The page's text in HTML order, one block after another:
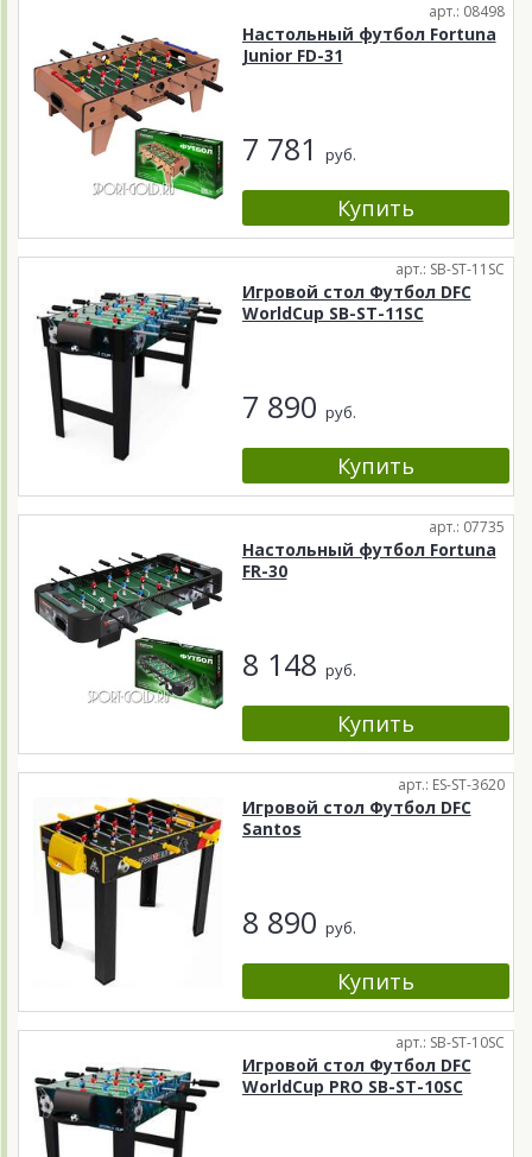
арт.: 08498
Настольный футбол Fortuna
Junior FD-31
7 781 руб.
арт.: SB-ST-11SC
Игровой стол Футбол DFC
WorldCup SB-ST-11SC
7 890 руб.
арт.: 07735
Настольный футбол Fortuna
FR-30
8 148 руб.
арт.: ES-ST-3620
Игровой стол Футбол DFC
Santos
8 890 руб.
арт.: SB-ST-10SC
Игровой стол Футбол DFC
WorldCup PRO SB-ST-10SC